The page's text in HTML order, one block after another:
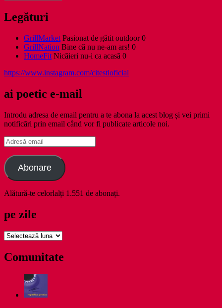
Legături
GrillMarket Pasionat de gătit outdoor 0
GrillNation Bine că nu ne-am ars! 0
HomeFit Nicăieri nu-i ca acasă 0
https://www.instagram.com/citestioficial
ai poetic e-mail
Introdu adresa de email pentru a te abona la acest blog și vei primi
notificări prin email când vor fi publicate articole noi.
Adresă
email
Abonare
Alătură-te celorlalți 1.551 de abonați.
pe zile
pe
Comunitate